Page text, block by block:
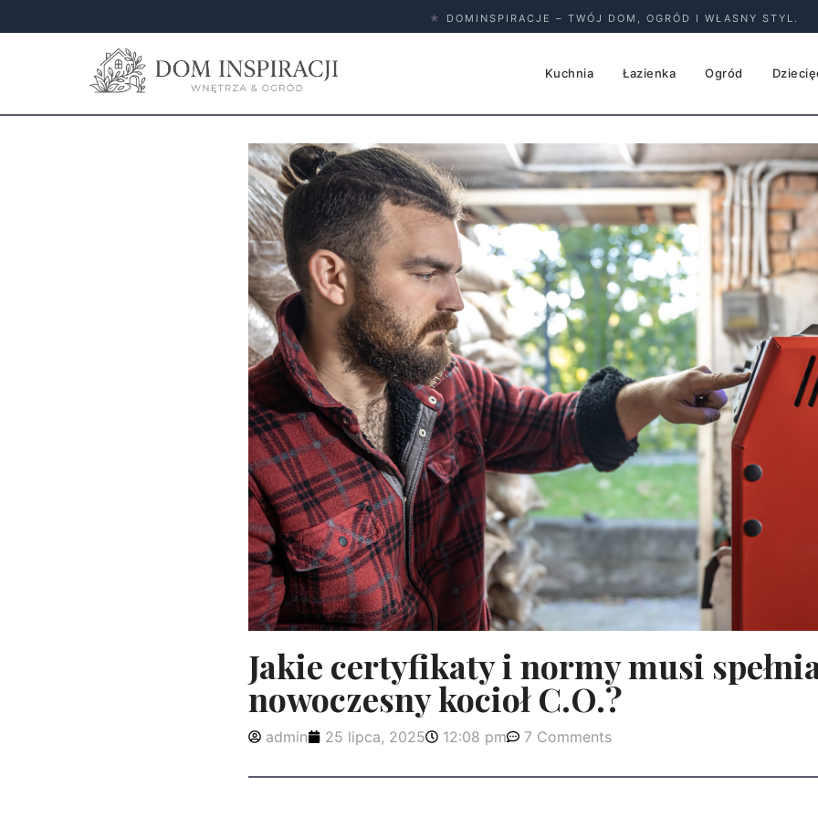
★ DOMINSPIRACJE – TWÓJ DOM, OGRÓD I WŁASNY STYL.
Kuchnia Łazienka Ogród
Jakie certyfikaty i normy musi
nowoczesny kocioł C.O.?
admin 25 lipca, 2025 12:08 pm 7 Comments